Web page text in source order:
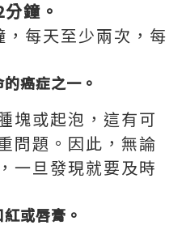
鐘。
每天至少兩次，每
癌症之一。
塊或起泡，這有可
問題。因此，無論
一旦發現就要及時
或唇膏。